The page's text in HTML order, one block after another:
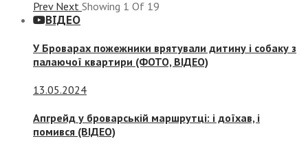
Prev Next Showing 1 Of 19
ВІДЕО
У Броварах пожежники врятували дитину і собаку з
палаючої квартири (ФОТО, ВІДЕО)
13.05.2024
Апгрейд у броварській маршрутці: і доїхав, і
помився (ВІДЕО)